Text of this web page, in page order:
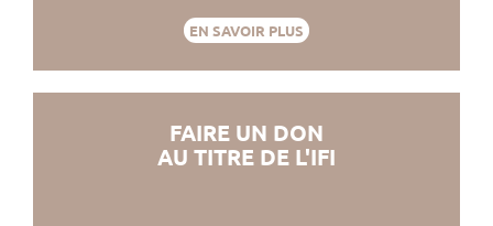
EN SAVOIR PLUS
FAIRE UN DON
AU TITRE DE L'IFI